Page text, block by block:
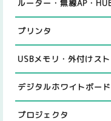
ルーター・無線AP・
プリンタ
USBメモリ・外付けス
デジタルホワイトボード
プロジェクタ